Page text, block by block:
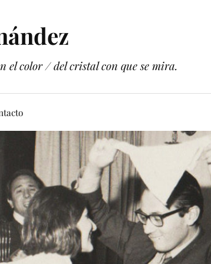
el color / del cristal con que se mira.